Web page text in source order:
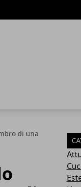
di una